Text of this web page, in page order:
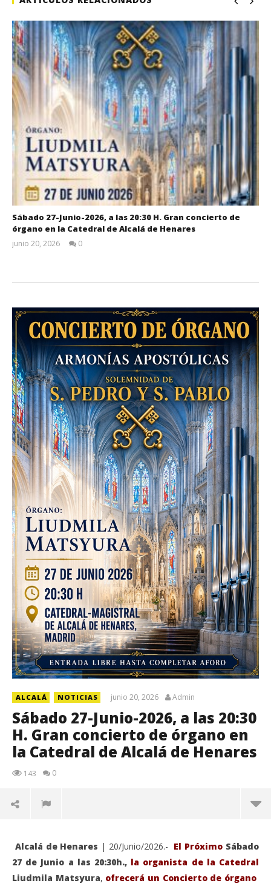
Sábado 27-Junio-2026, a las 20:30 H. Gran concierto de
órgano en la Catedral de Alcalá de Henares
junio 20, 2026
0
ALCALÁ NOTICIAS junio 20, 2026 Admin
Sábado 27-Junio-2026, a las 20:30
H. Gran concierto de órgano en
la Catedral de Alcalá de Henares
143 0
Alcalá de Henares | 20/Junio/2026.- El Próximo Sábado
27 de Junio a las 20:30h., la organista de la Catedral
Liudmila Matsyura, ofrecerá un Concierto de órgano